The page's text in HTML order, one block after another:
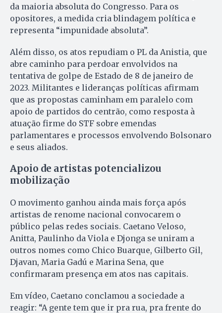
da maioria absoluta do Congresso. Para os
opositores, a medida cria blindagem política e
representa “impunidade absoluta”.
Além disso, os atos repudiam o PL da Anistia, que
abre caminho para perdoar envolvidos na
tentativa de golpe de Estado de 8 de janeiro de
2023. Militantes e lideranças políticas afirmam
que as propostas caminham em paralelo com
apoio de partidos do centrão, como resposta à
atuação firme do STF sobre emendas
parlamentares e processos envolvendo Bolsonaro
e seus aliados.
Apoio de artistas potencializou
mobilização
O movimento ganhou ainda mais força após
artistas de renome nacional convocarem o
público pelas redes sociais. Caetano Veloso,
Anitta, Paulinho da Viola e Djonga se uniram a
outros nomes como Chico Buarque, Gilberto Gil,
Djavan, Maria Gadú e Marina Sena, que
confirmaram presença em atos nas capitais.
Em vídeo, Caetano conclamou a sociedade a
reagir: “A gente tem que ir pra rua, pra frente do